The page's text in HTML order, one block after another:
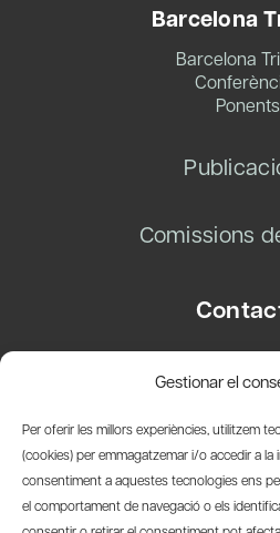
Gestionar el
Per oferir les millors experiències, utilitzem
(cookies) per emmagatzemar i/o accedir a
consentiment a aquestes tecnologies ens
el comportament de navegació o els
Barcelona
Barcelona
Ponents
Comissions
08003
Suscripció